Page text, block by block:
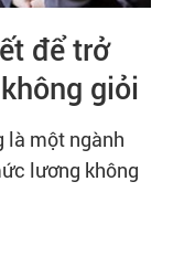
để trở
giỏi
là một ngành
lương không